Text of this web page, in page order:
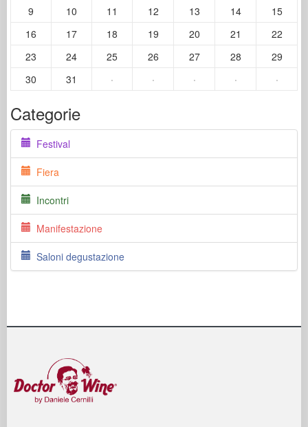
9 10 11 12 13 14
15
16
17 18 19 20 21
22
23
24 25 26 27 28
29
30
31 · · · · ·
Categorie
Festival
Fiera
Incontri
Manifestazione
Saloni degustazione